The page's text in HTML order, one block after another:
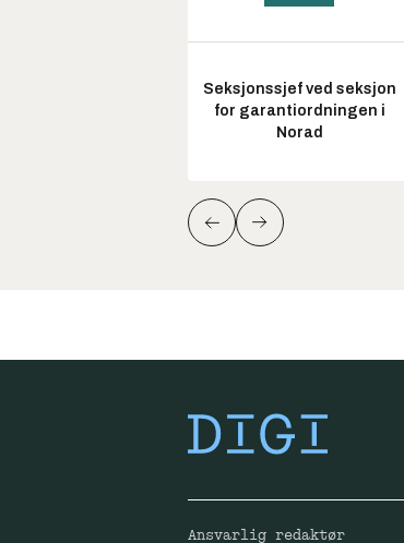
Seksjonssjef ved seksjon
for garantiordningen i
Norad
Ansvarlig redaktør